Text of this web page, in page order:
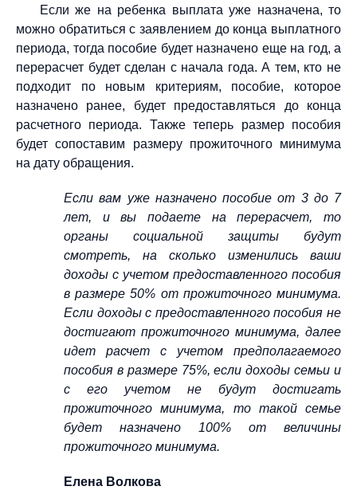
Если же на ребенка выплата уже назначена, то
можно обратиться с заявлением до конца выплатного
периода, тогда пособие будет назначено еще на год, а
перерасчет будет сделан с начала года. А тем, кто не
подходит по новым критериям, пособие, которое
назначено ранее, будет предоставляться до конца
расчетного периода. Также теперь размер пособия
будет сопоставим размеру прожиточного минимума
на дату обращения.
Если вам уже назначено пособие от 3 до 7
лет, и вы подаете на перерасчет, то
органы социальной защиты будут
смотреть, на сколько изменились ваши
доходы с учетом предоставленного пособия
в размере 50% от прожиточного минимума.
Если доходы с предоставленного пособия не
достигают прожиточного минимума, далее
идет расчет с учетом предполагаемого
пособия в размере 75%, если доходы семьи и
с его учетом не будут достигать
прожиточного минимума, то такой семье
будет назначено 100% от величины
прожиточного минимума.
Елена Волкова